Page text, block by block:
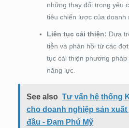
những thay đổi trong yêu
tiêu chiến lược của doanh
Liên tục cải thiện: Dựa
tiễn và phản hồi từ các
tục cải thiện phương
năng lực.
See also Tư vấn hệ thống
cho doanh nghiệp sản
đầu - Đạm Phú Mỹ